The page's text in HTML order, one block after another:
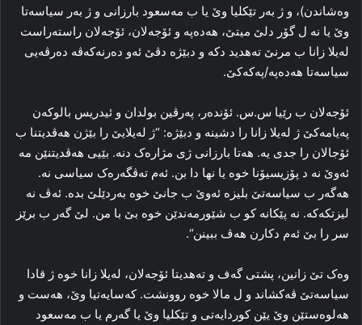
وه‌شاندن)، و ژ به‌ر تێکلیا وێ یا ب مه‌سعود بارزانی و ژ به‌ر سیاسه‌تا
وێ یا نه‌ ل گۆر دلێ میتێ، هەدەپە و ئۆجەلان، ئۆجەلان راسته‌راست
له‌یلا زانا ب مرنێ ته‌هدید دکه‌ و دبێژه‌ دڤێ ئه‌و ده‌رنه‌که‌ڤه‌ ده‌رڤه‌یی
سیاسه‌تا هەدەپە/پەکەکێ.
ئۆجەلان ب رێیا س.س. ئۆنده‌ر، په‌رڤین بولدان و ئیدریس بالوکه‌ن
په‌یامه‌کێ ژ له‌یلا زانا را دشینه‌ و دبێژه‌: “ژ له‌یلایێ را بێژن هه‌ڤدیتنا ب
ئۆجالان را جدی یه‌. هه‌تا بارزانی ژی مژاره‌ک دنه‌. بێیی هه‌ڤدیتنێن مه‌
ئه‌وێ نه‌ د پۆزیسیۆنا خوه‌ یا نها دا بن. ئه‌م ته‌ڤگه‌ره‌ک سیاسی نه‌.
هه‌گه‌ر ب سیاسه‌تێ بلیزه‌ ئه‌وێ ب جانێ خوه‌ به‌ردێلێ بده‌. ئه‌ڤ نه‌
لیزتکه‌که‌. نه‌ پێکانه‌ کو ب شێورمه‌ندێن خوه‌ بێ با من. لێ گه‌ر ب برێز
سر را بێ ئه‌م دکارن هه‌ڤ ببینن“.
وه‌ک تێ زانین، پشتی گه‌ف و ته‌هدیتا ئۆجەلان، له‌یلا زانا خوه‌ ژ قادا
سیاسه‌تێ ڤه‌کشاند و ل مالا خوه‌ روونشت. که‌سایه‌تیا وێ، هه‌ست و
هه‌لوه‌ستێن وێ یێن کوردایه‌تی و تێکلیا وێ یا گه‌رم یا ب مه‌سعود